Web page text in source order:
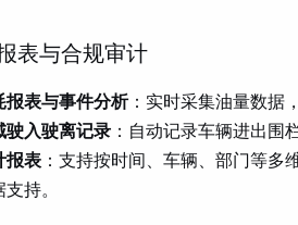
表与合规审计
报表与事件分析：实时采集油量数据
驶入驶离记录 ：自动记录车辆进出围
报表 ：支持按时间、车辆、部门等
持。